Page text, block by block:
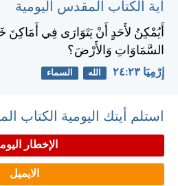
آية الكتاب المقدس اليومية
أَيُمْكِنُ لأَحَدٍ أَنْ يَتَوَارَى فِي أَمَاكِنَ
السَّمَاوَاتِ وَالأَرْضَ؟
إِرْمِيَا ٢٣:‏٢٤ الله السماء
استلم أيتك اليومية الكتاب
الإخطار
الايميل